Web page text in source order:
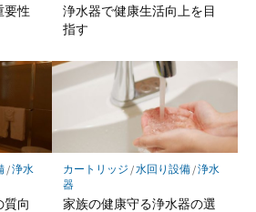
要性
浄水器で健康生活向上を目
指す
/浄水
質向
カートリッジ /水回り設備/浄水
器
家族の健康守る浄水器の選